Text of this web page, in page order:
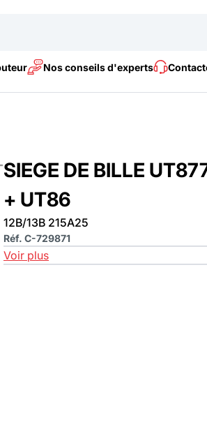
Nos conseils d'experts
SIEGE DE BILLE
+ UT86
12B/13B 215A25
Réf. C-729871
Voir plus